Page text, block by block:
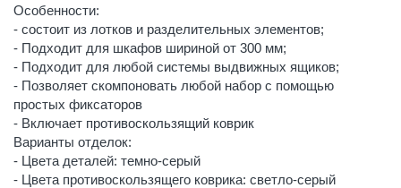
Особенности:
- состоит из лотков и разделительных элементов;
- Подходит для шкафов шириной от 300 мм;
- Подходит для любой системы выдвижных ящиков;
- Позволяет скомпоновать любой набор с помощью
простых фиксаторов
- Включает противоскользящий коврик
Варианты отделок:
- Цвета деталей: темно-серый
- Цвета противоскользящего коврика: светло-серый